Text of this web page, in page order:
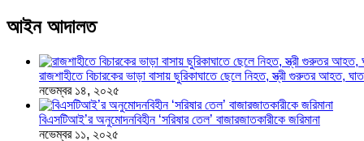
আইন আদালত
রাজশাহীতে বিচারকের ভাড়া বাসায় ছুরিকাঘাতে ছেলে নিহত, স্ত্রী গুরুতর আহত,
নভেম্বর ১৪, ২০২৫
বিএসটিআই’র অনুমোদনবিহীন ‘সরিষার তেল’ বাজারজাতকারীকে জরিমানা
নভেম্বর ১১, ২০২৫